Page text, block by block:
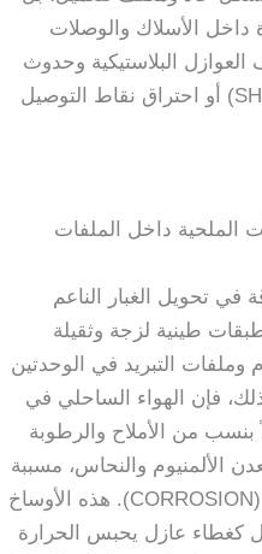
داخل الأسلاك والوصلات
العوازل البلاستيكية وحدوث
قصر في الدائرة (SHORT CIRCUIT) أو احتراق نقاط التوصيل
الملحية داخل الملفات
في تحويل الغبار الناعم
طينية لزجة وثقيلة
التبريد في الوحدتين
ذلك، فإن الهواء الساحلي في
من الأملاح والرطوبة
الألمنيوم والنحاس، مسببة
ظاهرة التآكل الجلفاني والأكسدة (CORROSION). هذه الأوساخ
كغطاء عازل يحبس الحرارة